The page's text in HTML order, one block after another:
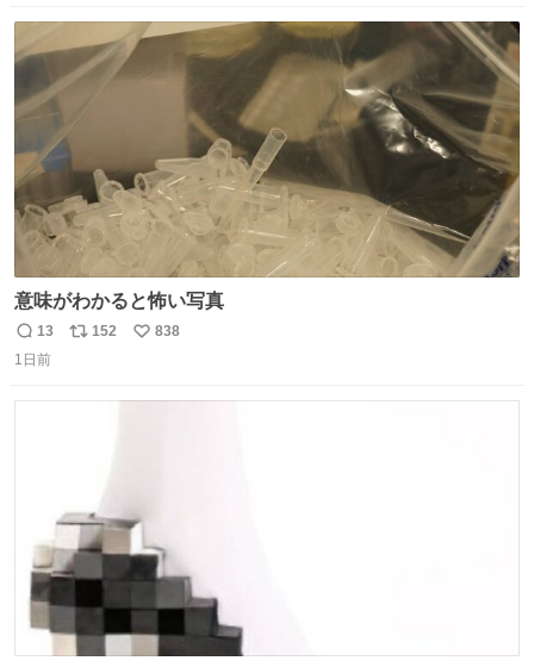
装ダメージ、ABSセンサ断線、ブレーキホースも傷入っち
ゃってます…
数
数
意味がわかると怖い写真
返
信
13
リ
152
い
838
1日前